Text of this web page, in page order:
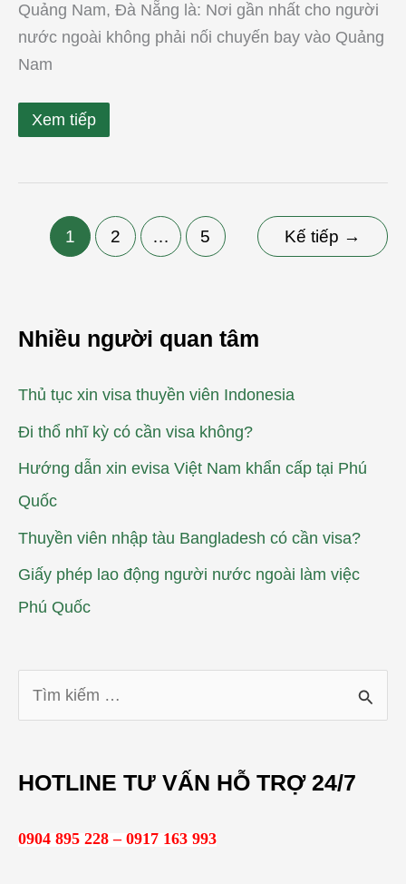
Quảng Nam, Đà Nẵng là: Nơi gần nhất cho người
nước ngoài không phải nối chuyến bay vào Quảng
Nam
Xem tiếp
1 2 … 5 Kế tiếp →
Nhiều người quan tâm
Thủ tục xin visa thuyền viên Indonesia
Đi thổ nhĩ kỳ có cần visa không?
Hướng dẫn xin evisa Việt Nam khẩn cấp tại Phú
Quốc
Thuyền viên nhập tàu Bangladesh có cần visa?
Giấy phép lao động người nước ngoài làm việc
Phú Quốc
i
HOTLINE TƯ VẤN HỖ TRỢ 24/7
0904 895 228 – 0917 163 993